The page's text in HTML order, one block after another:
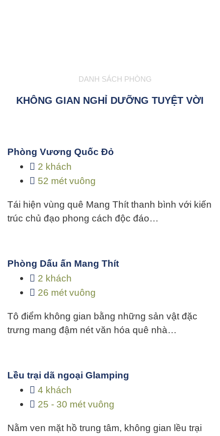
DANH SÁCH PHÒNG
KHÔNG GIAN NGHỈ DƯỠNG TUYỆT VỜI
Phòng Vương Quốc Đỏ
2 khách
52 mét vuông
Tái hiện vùng quê Mang Thít thanh bình với kiến
trúc chủ đạo phong cách độc đáo…
Phòng Dấu ấn Mang Thít
2 khách
26 mét vuông
Tô điểm không gian bằng những sản vật đặc
trưng mang đậm nét văn hóa quê nhà…
Lều trại dã ngoại Glamping
4 khách
25 - 30 mét vuông
Nằm ven mặt hồ trung tâm, không gian lều trại